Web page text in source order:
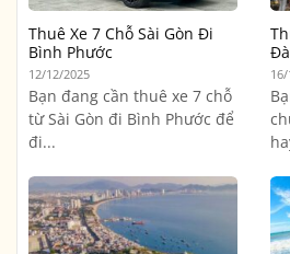
Thuê Xe 7 Chỗ Sài Gòn Đi
Bình Phước
12/12/2025
Bạn đang cần thuê xe 7 chỗ
từ Sài Gòn đi Bình Phước để
đi...